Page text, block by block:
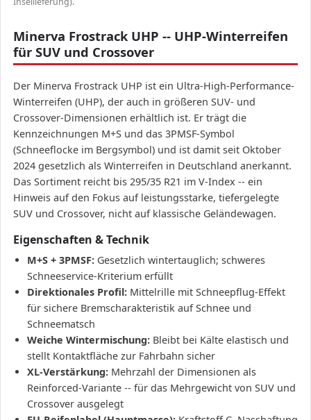
Minerva Frostrack UHP -- UHP-Winterreifen
für SUV und Crossover
Der Minerva Frostrack UHP ist ein Ultra-High-Performance-
Winterreifen (UHP), der auch in größeren SUV- und
Crossover-Dimensionen erhältlich ist. Er trägt die
Kennzeichnungen M+S und das 3PMSF-Symbol
(Schneeflocke im Bergsymbol) und ist damit seit Oktober
2024 gesetzlich als Winterreifen in Deutschland anerkannt.
Das Sortiment reicht bis 295/35 R21 im V-Index -- ein
Hinweis auf den Fokus auf leistungsstarke, tiefergelegte
SUV und Crossover, nicht auf klassische Geländewagen.
Eigenschaften & Technik
M+S + 3PMSF: Gesetzlich wintertauglich; schweres
Schneeservice-Kriterium erfüllt
Direktionales Profil: Mittelrille mit Schneepflug-Effekt
für sichere Bremscharakteristik auf Schnee und
Schneematsch
Weiche Wintermischung: Bleibt bei Kälte elastisch und
stellt Kontaktfläche zur Fahrbahn sicher
XL-Verstärkung: Mehrzahl der Dimensionen als
Reinforced-Variante -- für das Mehrgewicht von SUV und
Crossover ausgelegt